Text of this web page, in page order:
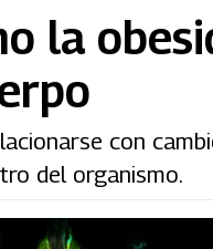
la
con
del organismo.